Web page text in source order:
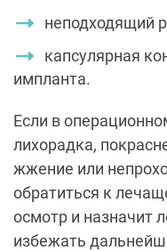
неподходящий
капсулярная
импланта.
Если в
лихорадка,
жжение или
обратиться к
осмотр и назначит
избежать